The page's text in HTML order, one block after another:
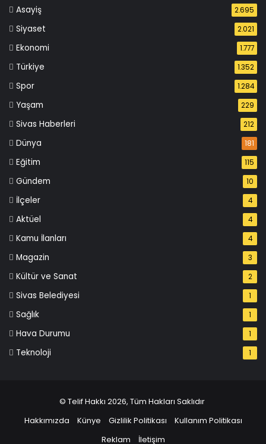
Asayiş 2.695
Siyaset 2.021
Ekonomi 1.777
Türkiye 1.352
Spor 1.284
Yaşam 229
Sivas Haberleri 212
Dünya 181
Eğitim 115
Gündem 10
İlçeler 4
Aktüel 4
Kamu İlanları 4
Magazin 3
Kültür ve Sanat 2
Sivas Belediyesi 1
Sağlık 1
Hava Durumu 1
Teknoloji 1
© Telif Hakkı 2026, Tüm Hakları Saklıdır
Hakkımızda
Künye Gizlilik Politikası
Kullanım Politikası
Reklam
İletişim